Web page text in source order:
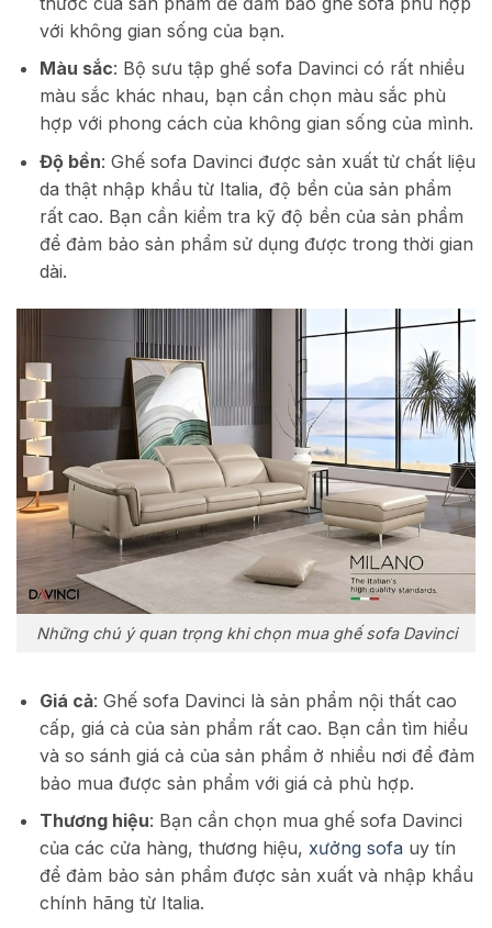
với không gian sống của bạn.
Màu sắc: Bộ sưu tập ghế sofa Davinci có rất nhiều
màu sắc khác nhau, bạn cần chọn màu sắc phù
hợp với phong cách của không gian sống của mình.
Độ bền: Ghế sofa Davinci được sản xuất từ chất liệu
da thật nhập khẩu từ Italia, độ bền của sản phẩm
rất cao. Bạn cần kiểm tra kỹ độ bền của sản phẩm
để đảm bảo sản phẩm sử dụng được trong thời gian
dài.
Những chú ý quan trọng khi chọn mua ghế sofa Davinci
Giá cả: Ghế sofa Davinci là sản phẩm nội thất cao
cấp, giá cả của sản phẩm rất cao. Bạn cần tìm hiểu
và so sánh giá cả của sản phẩm ở nhiều nơi để đảm
bảo mua được sản phẩm với giá cả phù hợp.
Thương hiệu: Bạn cần chọn mua ghế sofa Davinci
của các cửa hàng, thương hiệu, xưởng sofa uy tín
để đảm bảo sản phẩm được sản xuất và nhập khẩu
chính hãng từ Italia.